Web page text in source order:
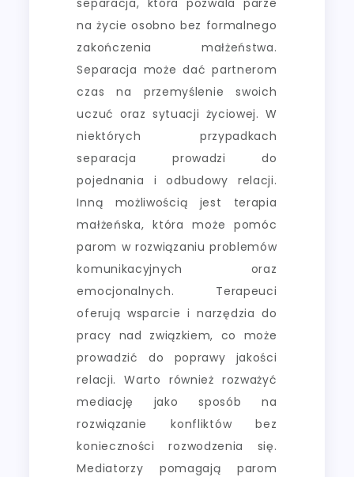
na życie osobno bez formalnego
zakończenia małżeństwa.
Separacja może dać partnerom
czas na przemyślenie swoich
uczuć oraz sytuacji życiowej. W
niektórych przypadkach
separacja prowadzi do
pojednania i odbudowy relacji.
Inną możliwością jest terapia
małżeńska, która może pomóc
parom w rozwiązaniu problemów
komunikacyjnych oraz
emocjonalnych. Terapeuci
oferują wsparcie i narzędzia do
pracy nad związkiem, co może
prowadzić do poprawy jakości
relacji. Warto również rozważyć
mediację jako sposób na
rozwiązanie konfliktów bez
konieczności rozwodzenia się.
Mediatorzy pomagają parom